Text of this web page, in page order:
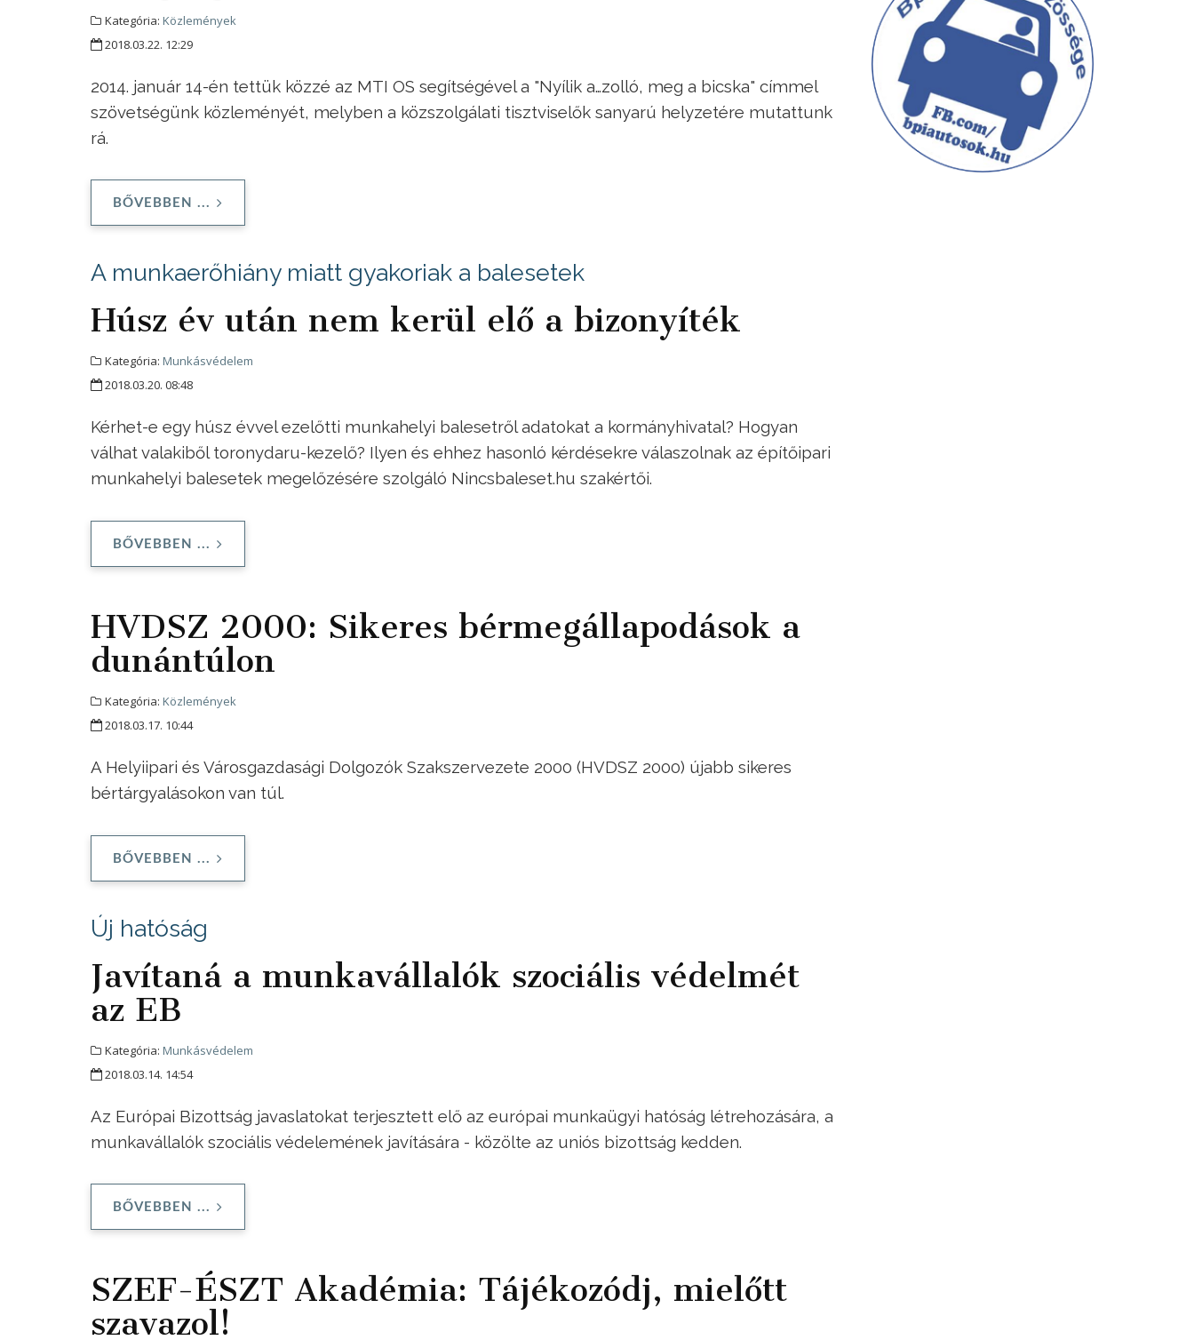
Kategória: Közlemények
2018.03.22. 12:29
2014. január 14-én tettük közzé az MTI OS segítségével a "Nyílik a…zolló, meg a bicska" címmel
szövetségünk közleményét, melyben a közszolgálati tisztviselők sanyarú helyzetére mutattunk
rá.
BŐVEBBEN ...
A munkaerőhiány miatt gyakoriak a balesetek
Húsz év után nem kerül elő a bizonyíték
Kategória: Munkásvédelem
2018.03.20. 08:48
Kérhet-e egy húsz évvel ezelőtti munkahelyi balesetről adatokat a kormányhivatal? Hogyan
válhat valakiből toronydaru-kezelő? Ilyen és ehhez hasonló kérdésekre válaszolnak az építőipari
munkahelyi balesetek megelőzésére szolgáló Nincsbaleset.hu szakértői.
BŐVEBBEN ...
HVDSZ 2000: Sikeres bérmegállapodások a
dunántúlon
Kategória: Közlemények
2018.03.17. 10:44
A Helyiipari és Városgazdasági Dolgozók Szakszervezete 2000 (HVDSZ 2000) újabb sikeres
bértárgyalásokon van túl.
BŐVEBBEN ...
Új hatóság
Javítaná a munkavállalók szociális védelmét
az EB
Kategória: Munkásvédelem
2018.03.14. 14:54
Az Európai Bizottság javaslatokat terjesztett elő az európai munkaügyi hatóság létrehozására, a
munkavállalók szociális védelemének javítására - közölte az uniós bizottság kedden.
BŐVEBBEN ...
SZEF-ÉSZT Akadémia: Tájékozódj, mielőtt
szavazol!